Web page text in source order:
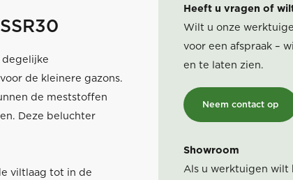
degelijke
de kleinere gazons.
de meststoffen
Deze beluchter
viltlaag tot in de
Heeft u vragen of
Wilt u onze
voor een afspraak –
en te laten zien.
Neem contact op
Showroom
Als u werktuigen wilt